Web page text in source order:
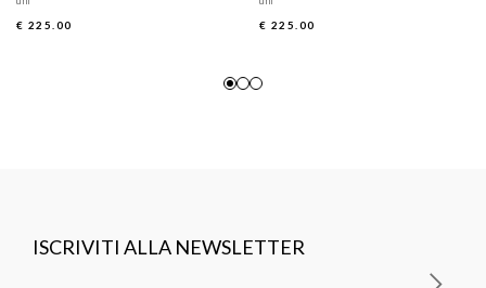
€ 225.00
€ 225.00
ISCRIVITI ALLA NEWSLETTER